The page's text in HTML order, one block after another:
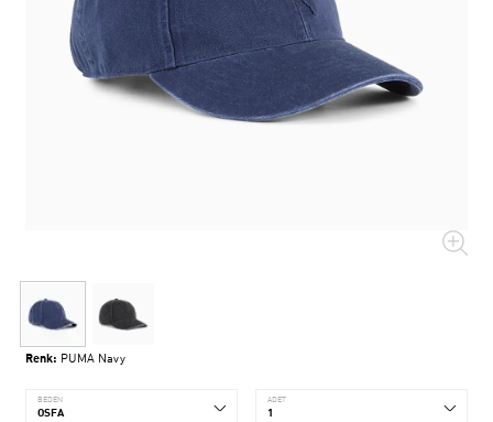
Renk: PUMA Navy
BEDEN ADET